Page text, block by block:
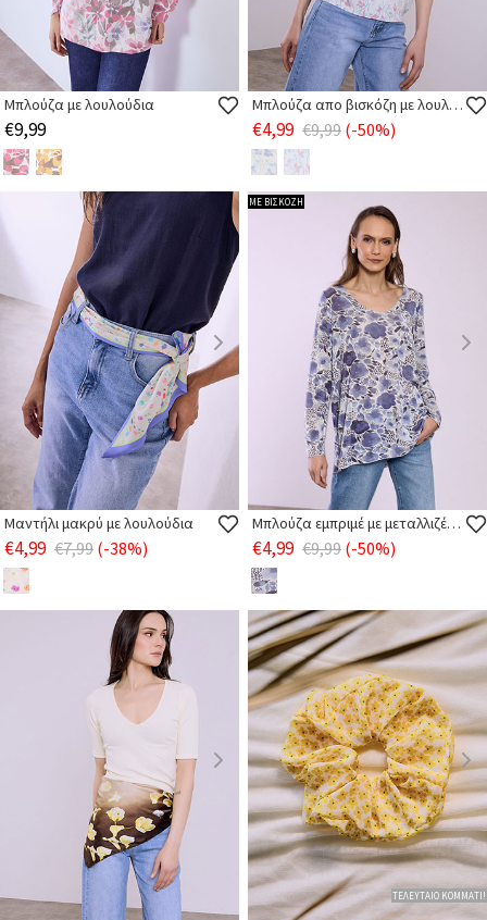
Μπλούζα με λουλούδια
€9,99
Μπλούζα απο βισκόζη με λουλούδια
€4,99 €9,99 (-50%)
Μαντήλι μακρύ με λουλούδια
€4,99 €7,99 (-38%)
ΜΕ ΒΙΣΚΟΖΗ
Μπλούζα εμπριμέ με μεταλλιζέ λεπτομέρειες
€4,99 €9,99 (-50%)
ΤΕΛΕΥΤΑΙΟ ΚΟΜΜΑΤΙ!